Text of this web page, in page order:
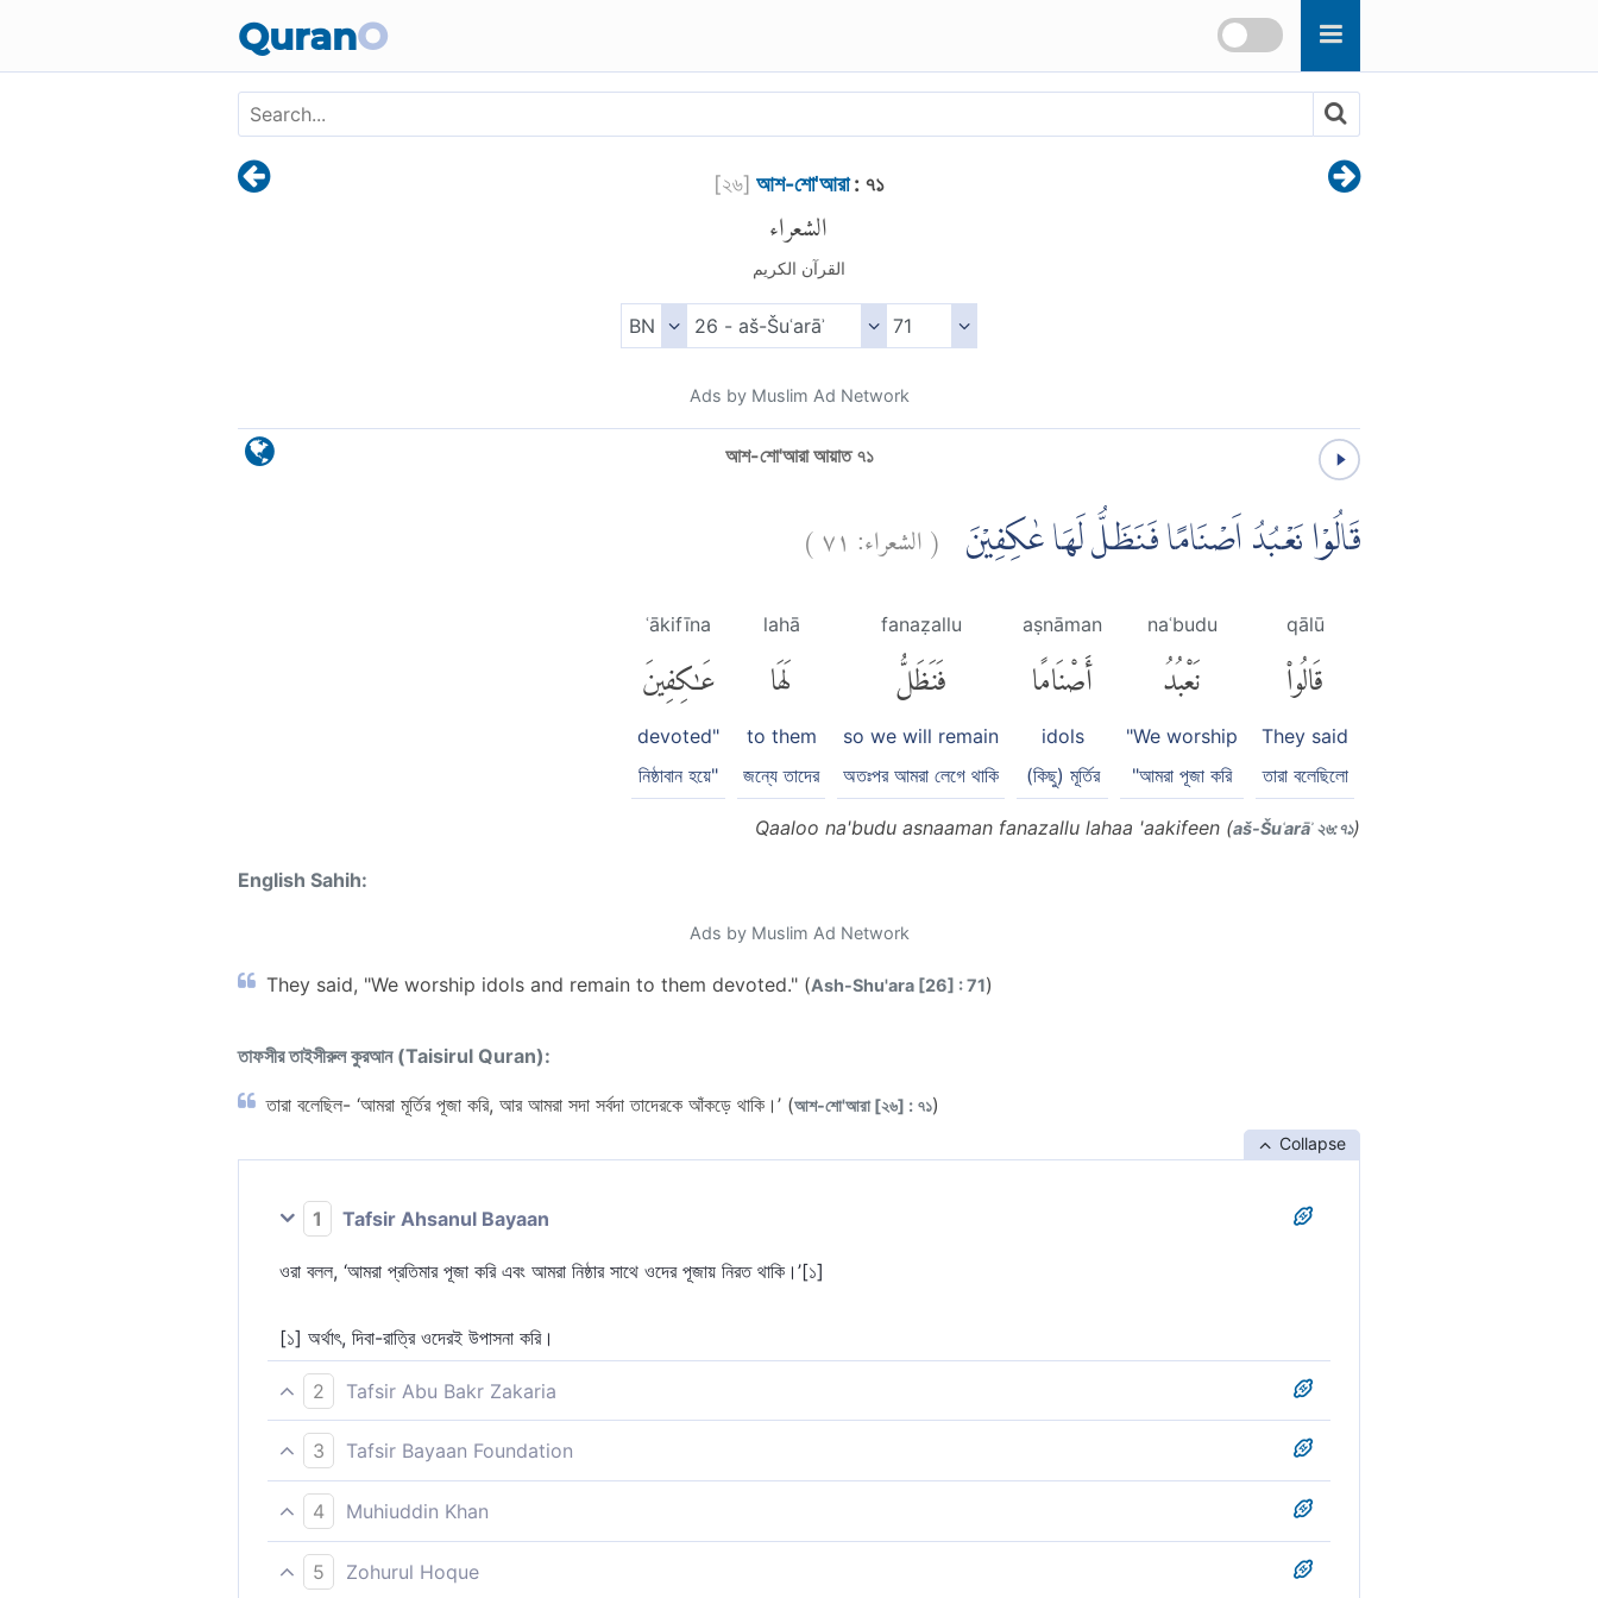
QuranO
[২৬] আশ-শো'আরা: ৭১
الشعراء
القرآن الكريم
Ads by Muslim Ad Network
আশ-শো'আরা আয়াত ৭১
قَالُوْا نَعْبُدُ اَصْنَامًا فَنَظَلُّ لَهَا عٰكِفِيْنَ (الشعراء: ٧١)
qālū
قَالُوا۟
They said
তারা বলেছিলো
naʿbudu
نَعْبُدُ
"We worship
"আমরা পূজা করি
aṣnāman
أَصْنَامًا
idols
(কিছু) মূর্তির
fanaẓallu
فَنَظَلُّ
so we will remain
অতঃপর আমরা লেগে থাকি
lahā
لَهَا
to them
জন্যে তাদের
ʿākifīna
عَٰكِفِينَ
devoted"
নিষ্ঠাবান হয়ে"
Qaaloo na'budu asnaaman fanazallu lahaa 'aakifeen (aš-Šuʿarāʾ ২৬:৭১)
English Sahih:
Ads by Muslim Ad Network
They said, "We worship idols and remain to them devoted." (Ash-Shu'ara [26] : 71)
তাফসীর তাইসীরুল কুরআন (Taisirul Quran):
তারা বলেছিল- ‘আমরা মূর্তির পূজা করি, আর আমরা সদা সর্বদা তাদেরকে আঁকড়ে থাকি।’ (আশ-শো'আরা [২৬] : ৭১)
Collapse
1 Tafsir Ahsanul Bayaan
ওরা বলল, ‘আমরা প্রতিমার পূজা করি এবং আমরা নিষ্ঠার সাথে ওদের পূজায় নিরত থাকি।’[১]
[১] অর্থাৎ, দিবা-রাত্রি ওদেরই উপাসনা করি।
2 Tafsir Abu Bakr Zakaria
তারা বলল, ‘আমরা মূর্তির পূজা করি সুতরাং আমরা নিষ্ঠার সাথে সেগুলোকে আঁকড়ে থাকব।’
3 Tafsir Bayaan Foundation
তারা বলল, ‘আমরা মূর্তির পূজা করি। অতঃপর এগুলোর পূজায় আমরা নিষ্ঠার সাথে রত থাকি’।
4 Muhiuddin Khan
তারা বলল, আমরা প্রতিমার পূজা করি এবং সারাদিন এদেরকেই নিষ্ঠার সাথে আঁকড়ে থাকি।
5 Zohurul Hoque